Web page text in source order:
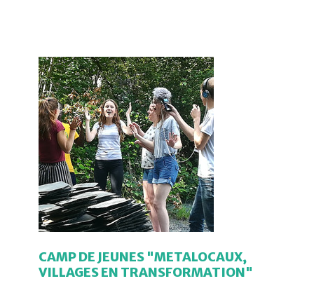
CAMP DE JEUNES "METALOCAUX,
VILLAGES EN TRANSFORMATION"